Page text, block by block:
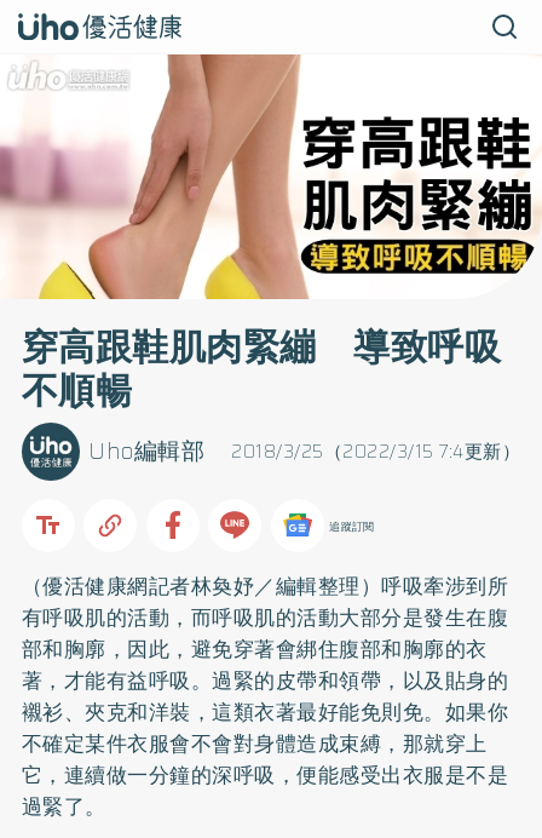
穿高跟鞋肌肉緊繃 導致呼吸
不順暢
2018/3/25（2022/3/15 7:4更新）
Uho編輯部
追蹤訂閱
（優活健康網記者林奐妤／編輯整理）呼吸牽涉到所
有呼吸肌的活動，而呼吸肌的活動大部分是發生在腹
部和胸廓，因此，避免穿著會綁住腹部和胸廓的衣
著，才能有益呼吸。過緊的皮帶和領帶，以及貼身的
襯衫、夾克和洋裝，這類衣著最好能免則免。如果你
不確定某件衣服會不會對身體造成束縛，那就穿上
它，連續做一分鐘的深呼吸，便能感受出衣服是不是
過緊了。